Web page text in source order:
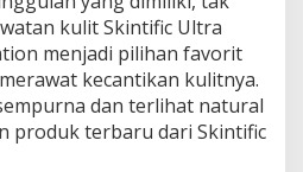
kulit Skintific Ultra
menjadi pilihan favorit
kecantikan kulitnya.
dan terlihat natural
produk terbaru dari Skintific